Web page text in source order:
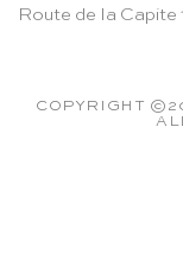
Route de la Capite
COPYRIGHT